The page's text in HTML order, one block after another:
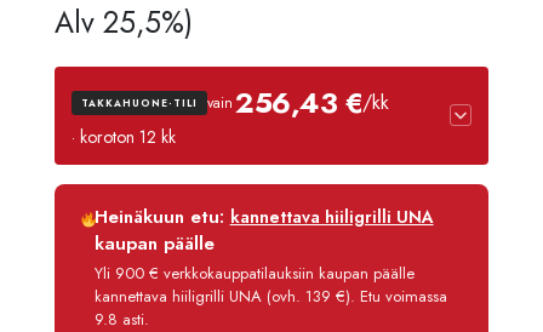
oli:
3189,90 €.
on:
Alv 25,5%)
TAKKAHUONE-TILI vain256,43 €/kk
· koroton 12 kk
Luottoaika
12 kk
Korko
Käsittelymaksu
3,90 €/kk
Maksettava yhteensä
3 077,21 €
Heinäkuun etu: kannettava hiiligrilli UNA
kaupan päälle
Yli 900 € verkkokauppatilauksiin kaupan päälle
kannettava hiiligrilli UNA (ovh. 139 €). Etu voimassa
9.8 asti.